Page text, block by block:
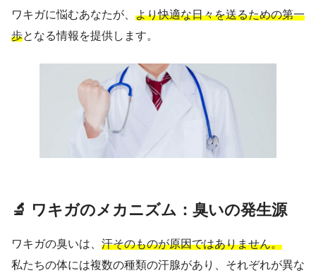
ワキガに悩むあなたが、 より快適な日々を送るための第一
歩となる情報を提供します。
🔬 ワキガのメカニズム：臭いの発生源
ワキガの臭いは、 汗そのものが原因ではありません。
私たちの体には複数の種類の汗腺があり、それぞれが異な